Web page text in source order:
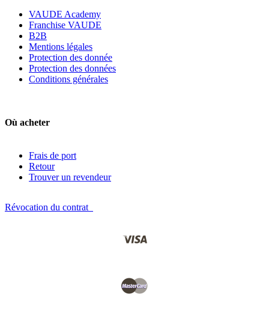
VAUDE Academy
Franchise VAUDE
B2B
Mentions légales
Protection des donnée
Protection des données
Conditions générales
Où acheter
Frais de port
Retour
Trouver un revendeur
Révocation du contrat